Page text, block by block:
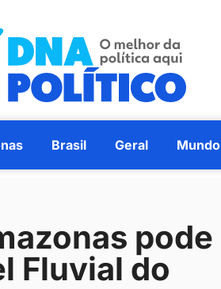
Brasil Geral Mundo
pode
Fluvial do